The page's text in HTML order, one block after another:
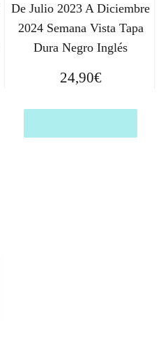
De Julio 2023 A Diciembre
2024 Semana Vista Tapa
Dura Negro Inglés
24,90€